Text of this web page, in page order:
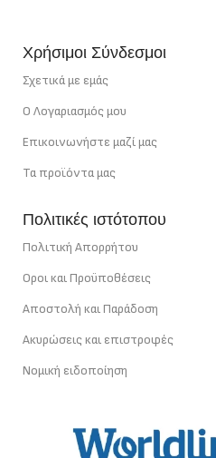
ΙΣΧΎΣ 40 W/m
Χρήσιμοι Σύνδεσμοι
Σχετικά με εμάς
Ο Λογαριασμός μου
Επικοινωνήστε μαζί μας
Τα προϊόντα μας
Πολιτικές ιστότοπου
Πολιτική Απορρήτου
Οροι και Προϋποθέσεις
Αποστολή και Παράδοση
Ακυρώσεις και επιστροφές
Νομική ειδοποίηση